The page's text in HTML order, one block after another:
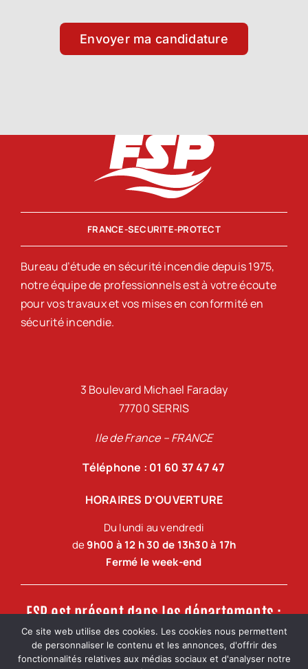
Envoyer ma candidature
FRANCE-SECURITE-PROTECT
Bureau d’étude en sécurité incendie depuis 1975,
notre équipe de professionnels est à votre écoute
pour vos travaux et vos mises en conformité en
sécurité incendie.
3 Boulevard Michael Faraday
77700 SERRIS
Ile de France – FRANCE
Téléphone : 01 60 37 47 47
HORAIRES D’OUVERTURE
Du lundi au vendredi
de9h00 à 12 h 30 de 13h30 à 17h
Fermé le week-end
FSP est présent dans les départements :
Ile de France, Oise, Val d’Oise, Yvelines, Essonne,
Ce site web utilise des cookies. Les cookies nous permettent
de personnaliser le contenu et les annonces, d'offrir des
fonctionnalités relatives aux médias sociaux et d'analyser notre